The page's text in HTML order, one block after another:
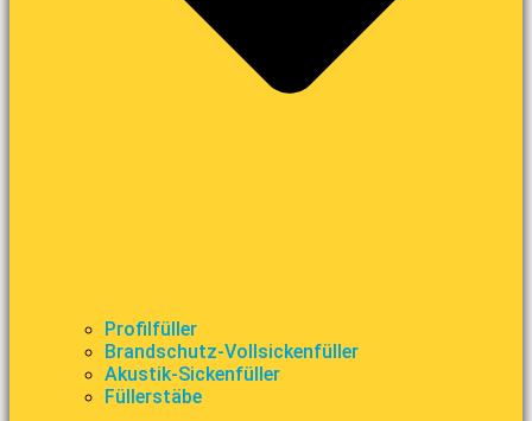
Profilfüller
Brandschutz-Vollsickenfüller
Akustik-Sickenfüller
Füllerstäbe